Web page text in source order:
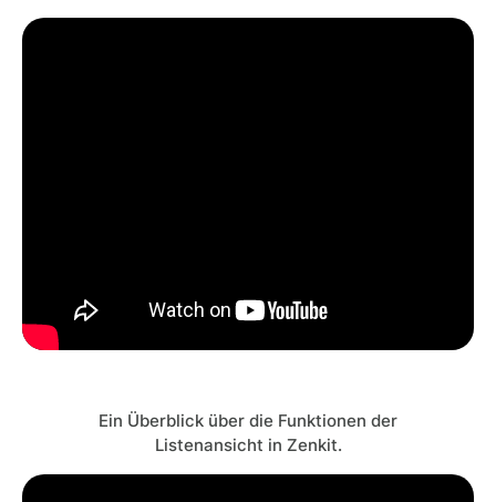
Ein Überblick über die Funktionen der
Listenansicht in Zenkit.